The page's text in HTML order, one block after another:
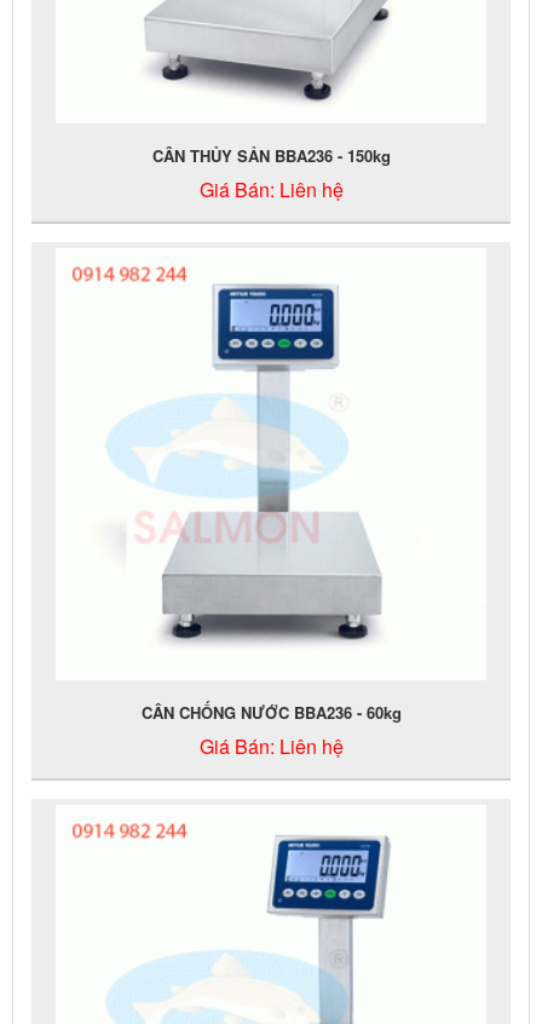
CÂN THỦY SẢN BBA236 - 150kg
Giá Bán: Liên hệ
CÂN CHỐNG NƯỚC BBA236 - 60kg
Giá Bán: Liên hệ